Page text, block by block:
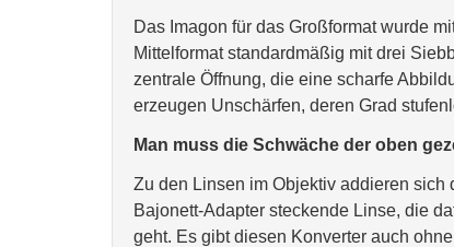
Das Imagon für das Großformat wurde
Mittelformat standardmäßig mit drei
zentrale Öffnung, die eine scharfe
erzeugen Unschärfen, deren Grad
Man muss die Schwäche der oben
Zu den Linsen im Objektiv addieren
Bajonett-Adapter steckende Linse, die
geht. Es gibt diesen Konverter auch